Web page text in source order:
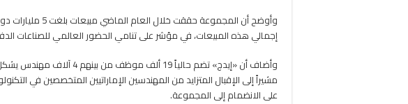
إجمالي هذه المبيعات، في مؤشر على تنامي الحضور العالمي للصناعات
مشيراً إلى الإقبال المتزايد من المهندسين الإماراتيين المتخصصين في
على الانضمام إلى المجموعة.